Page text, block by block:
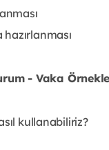
- Vaka
kullanabiliriz?